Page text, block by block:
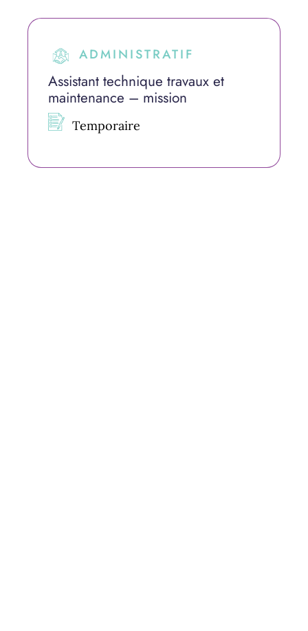
ADMINISTRATIF
Assistant technique travaux et
maintenance – mission
Temporaire